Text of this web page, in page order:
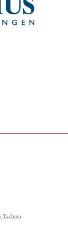
Yachten